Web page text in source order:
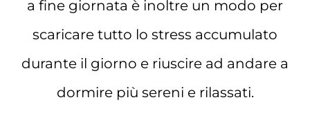
a fine giornata è inoltre un modo per
scaricare tutto lo stress accumulato
durante il giorno e riuscire ad andare a
dormire più sereni e rilassati.